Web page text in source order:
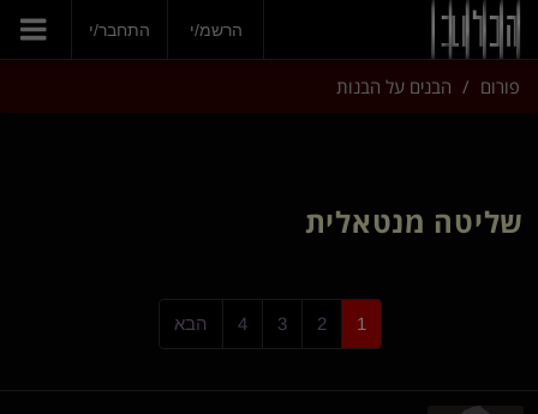
הצטרפי עכשיו
הרשמ/י התחבר/י
פורום הבנים על הבנות
שליטה מנטאלית
1
2
3
4 הבא